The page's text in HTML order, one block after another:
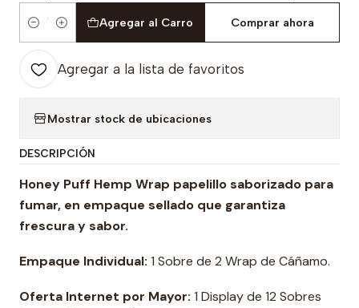
Cantidad
Agregar al Carro Comprar ahora
Agregar a la lista de favoritos
Mostrar stock de ubicaciones
DESCRIPCIÓN
Honey Puff Hemp Wrap papelillo saborizado para
fumar, en empaque sellado que garantiza
frescura y sabor.
Empaque Individual: 1 Sobre de 2 Wrap de Cáñamo.
Oferta Internet por Mayor: 1 Display de 12 Sobres